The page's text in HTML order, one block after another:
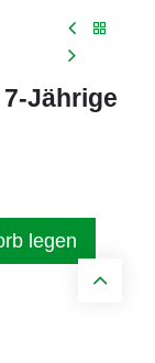
Jährige
legen